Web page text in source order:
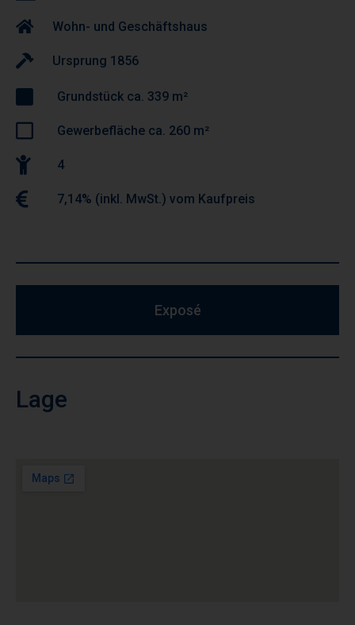
Wohn- und Geschäftshaus
Ursprung 1856
Grundstück ca. 339 m²
Gewerbefläche ca. 260 m²
4
7,14% (inkl. MwSt.) vom Kaufpreis
Exposé
Lage